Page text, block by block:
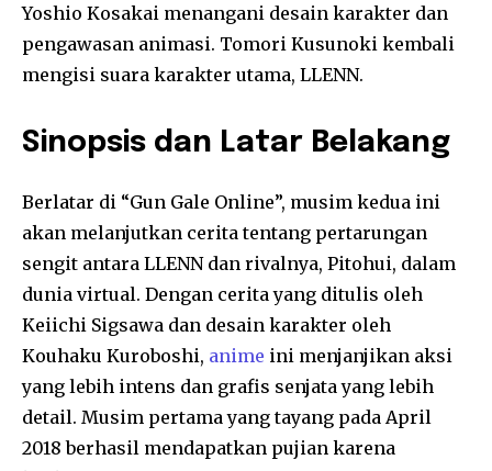
Yoshio Kosakai menangani desain karakter dan
pengawasan animasi. Tomori Kusunoki kembali
mengisi suara karakter utama, LLENN.
Sinopsis dan Latar Belakang
Berlatar di “Gun Gale Online”, musim kedua ini
akan melanjutkan cerita tentang pertarungan
sengit antara LLENN dan rivalnya, Pitohui, dalam
dunia virtual. Dengan cerita yang ditulis oleh
Keiichi Sigsawa dan desain karakter oleh
Kouhaku Kuroboshi, anime ini menjanjikan aksi
yang lebih intens dan grafis senjata yang lebih
detail. Musim pertama yang tayang pada April
2018 berhasil mendapatkan pujian karena